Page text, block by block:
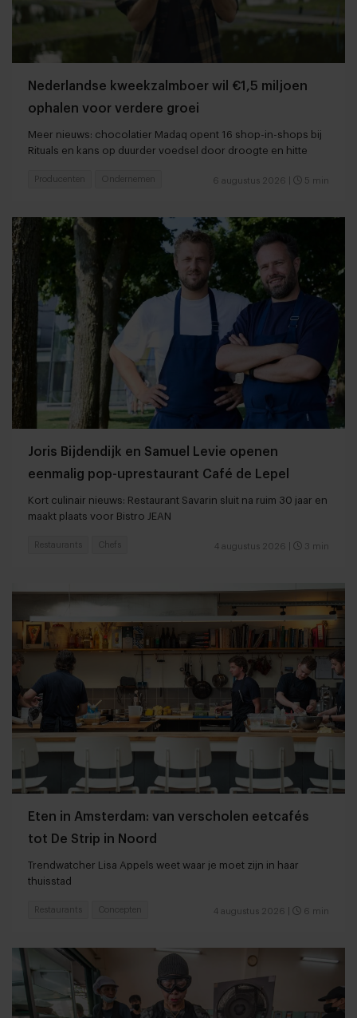
Nederlandse kweekzalmboer wil €1,5 miljoen
ophalen voor verdere groei
Meer nieuws: chocolatier Madaq opent 16 shop-in-shops bij
Rituals en kans op duurder voedsel door droogte en hitte
6 augustus 2026 5 min
Producenten Ondernemen
Joris Bijdendijk en Samuel Levie openen
eenmalig pop-uprestaurant Café de Lepel
Kort culinair nieuws: Restaurant Savarin sluit na ruim 30 jaar en
maakt plaats voor Bistro JEAN
4 augustus 2026 3 min
Restaurants Chefs
Eten in Amsterdam: van verscholen eetcafés
tot De Strip in Noord
Trendwatcher Lisa Appels weet waar je moet zijn in haar
thuisstad
4 augustus 2026 6 min
Restaurants Concepten